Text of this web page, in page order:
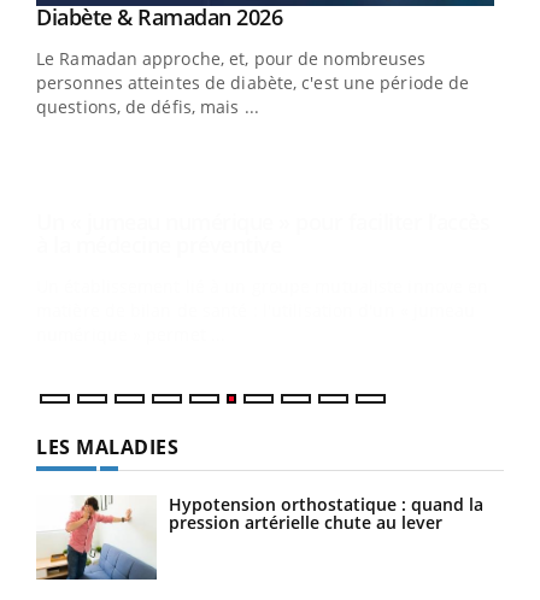
Youtube
Diabète & Ramadan 2026Youtube
Le Ramadan approche, et, pour de nombreuses
personnes atteintes de diabète, c'est une période de
questions, de défis, mais ...
Youtube
Un « jumeau numérique » pour faciliter l’accès
Un établissement lié à un groupe mutualiste innove en
matière de bilan de santé : l'utilisation d'un « jumeau
LES MALADIES
Hypotension orthostatique : quand la
pression artérielle chute au lever